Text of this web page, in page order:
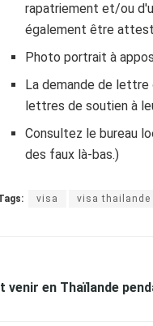
rapatriement et/ou
également être
Photo portrait à
La demande de lettre
lettres de soutien à
Consultez le bureau
des faux là-bas.)
visa visa thailande
venir en Thaïlande